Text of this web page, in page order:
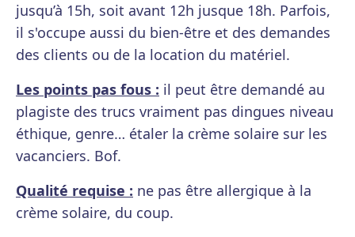
jusqu’à 15h, soit avant 12h jusque 18h. Parfois,
il s'occupe aussi du bien-être et des demandes
des clients ou de la location du matériel.
Les points pas fous : il peut être demandé au
plagiste des trucs vraiment pas dingues niveau
éthique, genre… étaler la crème solaire sur les
vacanciers. Bof.
Qualité requise : ne pas être allergique à la
crème solaire, du coup.